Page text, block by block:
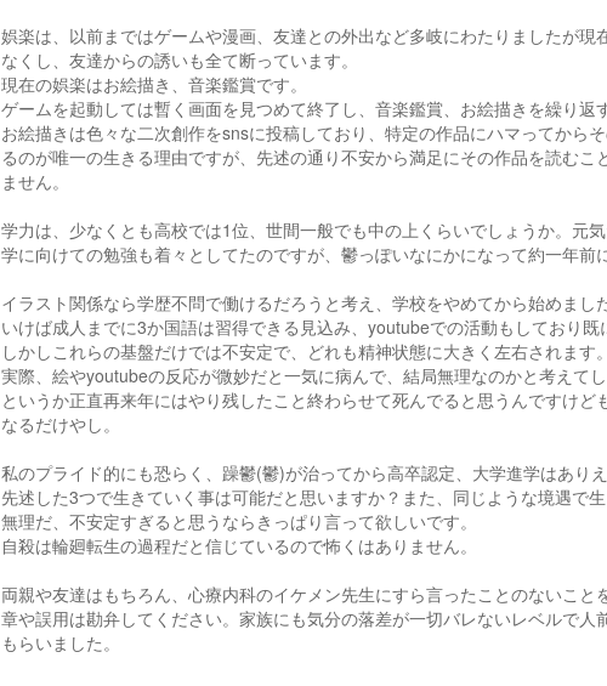
娯楽は、以前まではゲームや漫画、友達との外出など多岐にわたりましたが
なくし、友達からの誘いも全て断っています。
現在の娯楽はお絵描き、音楽鑑賞です。
ゲームを起動しては暫く画面を見つめて終了し、音楽鑑賞、お絵描きを繰り返
お絵描きは色々な二次創作をsnsに投稿しており、特定の作品にハマってから
るのが唯一の生きる理由ですが、先述の通り不安から満足にその作品を読む
ません。
学力は、少なくとも高校では1位、世間一般でも中の上くらいでしょうか。元
学に向けての勉強も着々としてたのですが、鬱っぽいなにかになって約一年前
イラスト関係なら学歴不問で働けるだろうと考え、学校をやめてから始めま
いけば成人までに3か国語は習得できる見込み、youtubeでの活動もしており既
しかしこれらの基盤だけでは不安定で、どれも精神状態に大きく左右されます。
実際、絵やyoutubeの反応が微妙だと一気に病んで、結局無理なのかと考えてし
というか正直再来年にはやり残したこと終わらせて死んでると思うんですけど
なるだけやし。
私のプライド的にも恐らく、躁鬱(鬱)が治ってから高卒認定、大学進学はありえ
先述した3つで生きていく事は可能だと思いますか？また、同じような境遇で
無理だ、不安定すぎると思うならきっぱり言って欲しいです。
自殺は輪廻転生の過程だと信じているので怖くはありません。
両親や友達はもちろん、心療内科のイケメン先生にすら言ったことのないこ
章や誤用は勘弁してください。家族にも気分の落差が一切バレないレベルで
もらいました。